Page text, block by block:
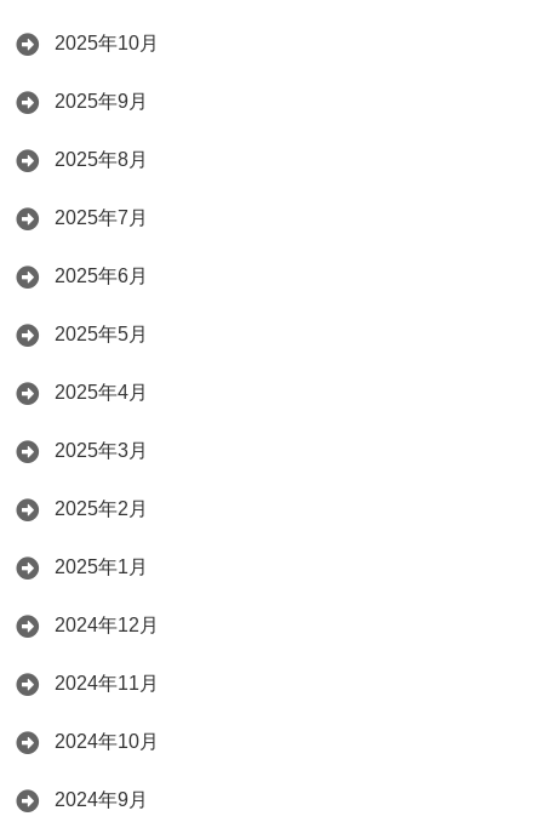
2025年10月
2025年9月
2025年8月
2025年7月
2025年6月
2025年5月
2025年4月
2025年3月
2025年2月
2025年1月
2024年12月
2024年11月
2024年10月
2024年9月